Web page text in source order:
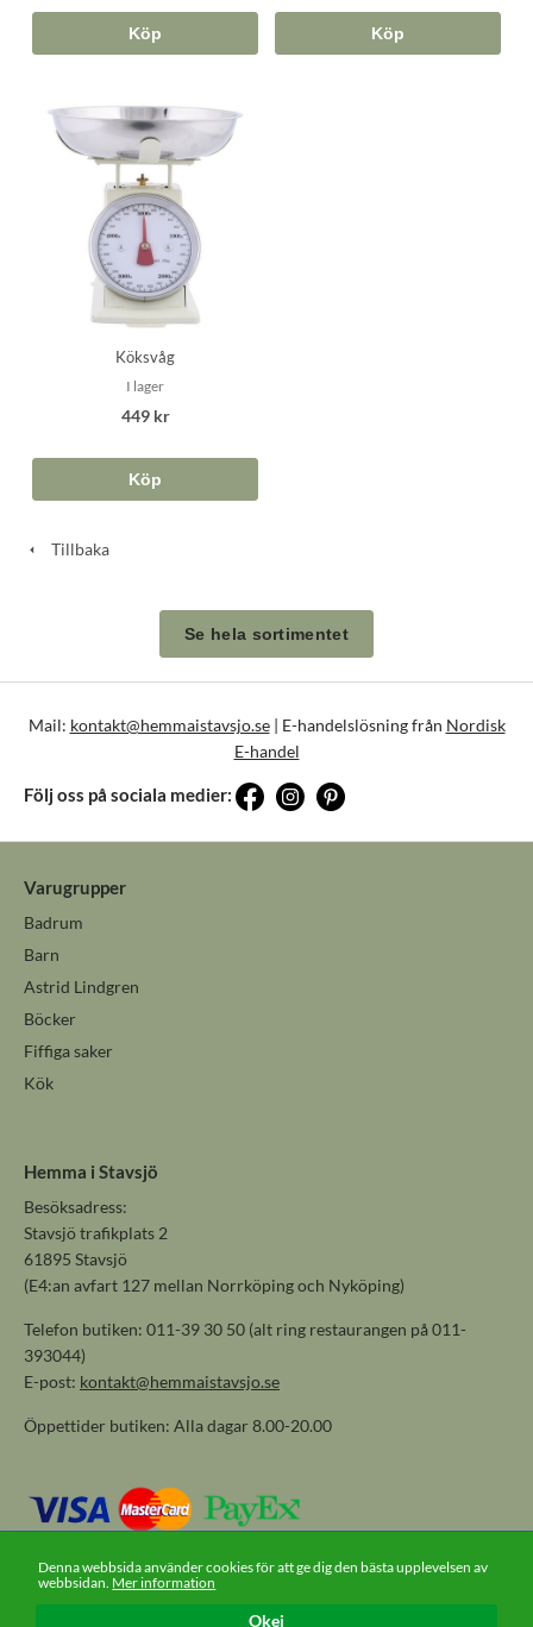
Okej
Denna webbsida använder cookies för att ge dig den bästa upplevelsen av
webbsidan. Mer information
Köp Köp
Köksvåg
I lager
449 kr
Köp
Tillbaka
Se hela sortimentet
Mail: kontakt@hemmaistavsjo.se| E-handelslösning från Nordisk
E-handel
Följ oss på sociala medier:
Varugrupper
Badrum
Barn
Astrid Lindgren
Böcker
Fiffiga saker
Kök
Hemma i Stavsjö
Besöksadress:
Stavsjö trafikplats 2
61895 Stavsjö
(E4:an avfart 127 mellan Norrköping och Nyköping)
Telefon butiken: 011-39 30 50 (alt ring restaurangen på 011-
393044)
E-post: kontakt@hemmaistavsjo.se
Öppettider butiken: Alla dagar 8.00-20.00